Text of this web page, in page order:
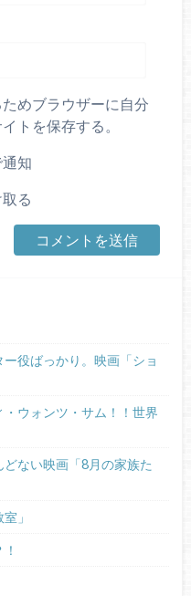
めブラウザーに自分
トを保存する。
知
る
役ばっかり。映画「ショ
ウォンツ・サム！！世界
ない映画「8月の家族た
」